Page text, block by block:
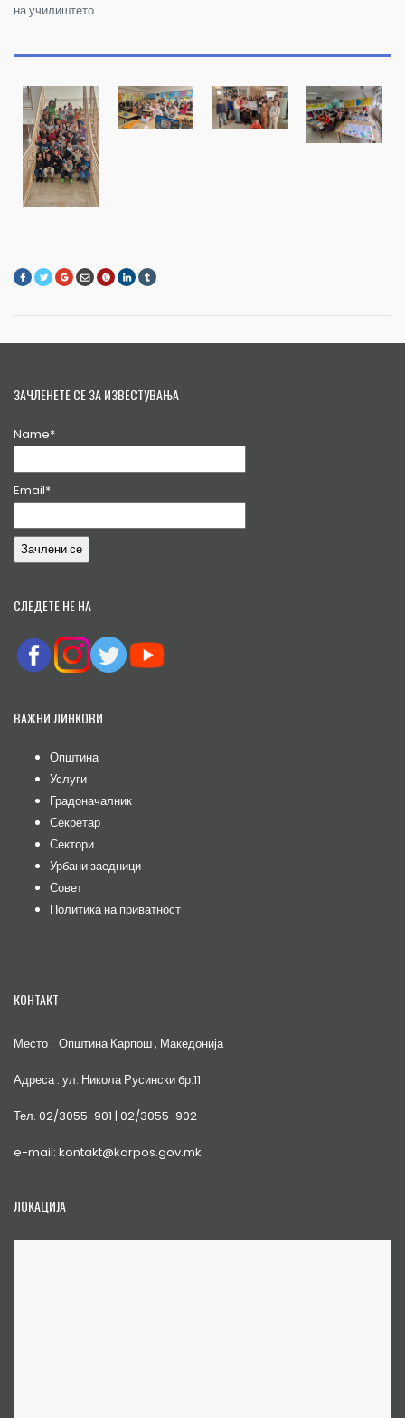
на училиштето.
ЗАЧЛЕНЕТЕ СЕ ЗА ИЗВЕСТУВАЊА
Name*
Email*
СЛЕДЕТЕ НЕ НА
ВАЖНИ ЛИНКОВИ
Општина
Услуги
Градоначалник
Секретар
Сектори
Урбани заедници
Совет
Политика на приватност
КОНТАКТ
Место : Општина Карпош , Македонија
Адреса : ул. Никола Русински бр.11
Тел. 02/3055-901 | 02/3055-902
e-mail: kontakt@karpos.gov.mk
ЛОКАЦИЈА